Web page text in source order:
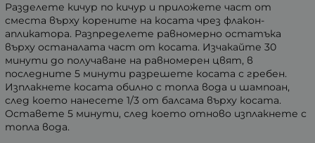
Разделете кичур по кичур и приложете част от
сместа върху корените на косата чрез флакон-
апликатора. Разпределете равномерно остатъка
върху останалата част от косата. Изчакайте 30
минути до получаване на равномерен цвят, в
последните 5 минути разрешете косата с гребен.
Изплакнете косата обилно с топла вода и шампоан,
след което нанесете 1/3 от балсама върху косата.
Оставете 5 минути, след което отново изплакнете с
топла вода.